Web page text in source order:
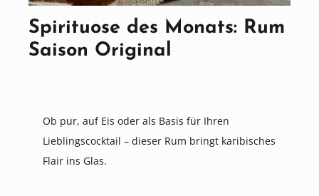
Spirituose des Monats: Rum
Saison Original
Ob pur, auf Eis oder als Basis für Ihren
Lieblingscocktail – dieser Rum bringt karibisches
Flair ins Glas.